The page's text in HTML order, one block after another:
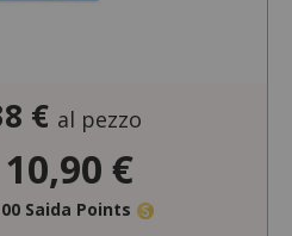
€ al pezzo
10,90 €
Saida Points